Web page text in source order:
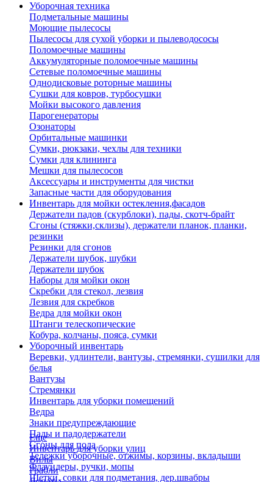
Уборочная техника
Подметальные машины
Моющие пылесосы
Пылесосы для сухой уборки и пылеводососы
Поломоечные машины
Аккумуляторные поломоечные машины
Сетевые поломоечные машины
Однодисковые роторные машины
Сушки для ковров, турбосушки
Мойки высокого давления
Парогенераторы
Озонаторы
Орбитальные машинки
Сумки, рюкзаки, чехлы для техники
Сумки для клининга
Мешки для пылесосов
Аксессуары и инструменты для чистки
Запасные части для оборудования
Инвентарь для мойки остекления,фасадов
Держатели падов (скурблоки), пады, скотч-брайт
Сгоны (стяжки,склизы), держатели планок, планки,
резинки
Резинки для сгонов
Держатели шубок, шубки
Держатели шубок
Наборы для мойки окон
Скребки для стекол, лезвия
Лезвия для скребков
Ведра для мойки окон
Штанги телескопические
Кобура, колчаны, пояса, сумки
Уборочный инвентарь
Веревки, удлинтели, вантузы, стремянки, сушилки для
белья
Вантузы
Стремянки
Инвентарь для уборки помещений
Ведра
Знаки предупреждающие
Пады и падодержатели
Сгоны для пола
Тележки уборочные, отжимы, корзины, вкладыши
Флаундеры, ручки, мопы
Щетки, совки для подметания, дер.швабры
Еще
Инвентарь для уборки улиц
Вилы
Грабли